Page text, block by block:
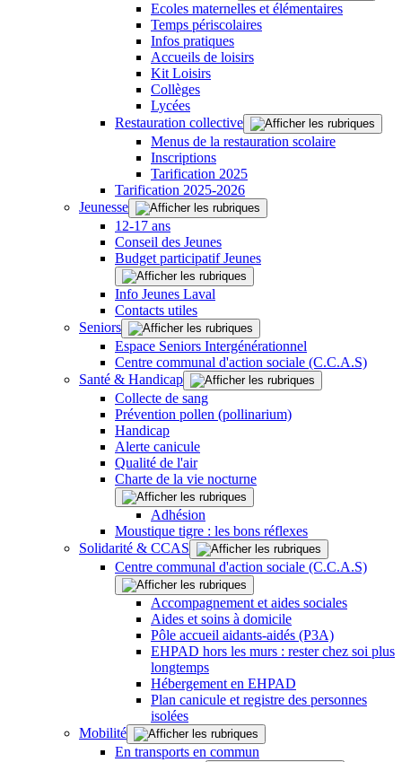
Ecoles maternelles et élémentaires
Temps périscolaires
Infos pratiques
Accueils de loisirs
Kit Loisirs
Collèges
Lycées
Restauration collective
Menus de la restauration scolaire
Inscriptions
Tarification 2025
Tarification 2025-2026
Jeunesse
12-17 ans
Conseil des Jeunes
Budget participatif Jeunes
Info Jeunes Laval
Contacts utiles
Seniors
Espace Seniors Intergénérationnel
Centre communal d'action sociale (C.C.A.S)
Santé & Handicap
Collecte de sang
Prévention pollen (pollinarium)
Handicap
Alerte canicule
Qualité de l'air
Charte de la vie nocturne
Adhésion
Moustique tigre : les bons réflexes
Solidarité & CCAS
Centre communal d'action sociale (C.C.A.S)
Accompagnement et aides sociales
Aides et soins à domicile
Pôle accueil aidants-aidés (P3A)
EHPAD hors les murs : rester chez soi plus
longtemps
Hébergement en EHPAD
Plan canicule et registre des personnes
isolées
Mobilité
En transports en commun